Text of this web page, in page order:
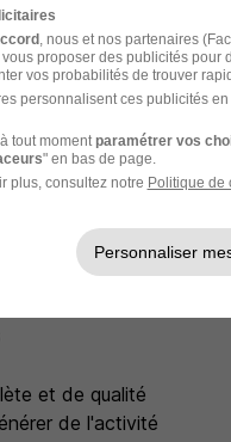
et vous dépasser.
et aimez apprendre.
et de qualité
de l'activité
, nous et nos partenaires
proposer des publicités pour
vos probabilités de trouver
personnalisent ces publicités
tout moment paramétrer vos
" en bas de page.
plus, consultez notre Politique de
Personnaliser